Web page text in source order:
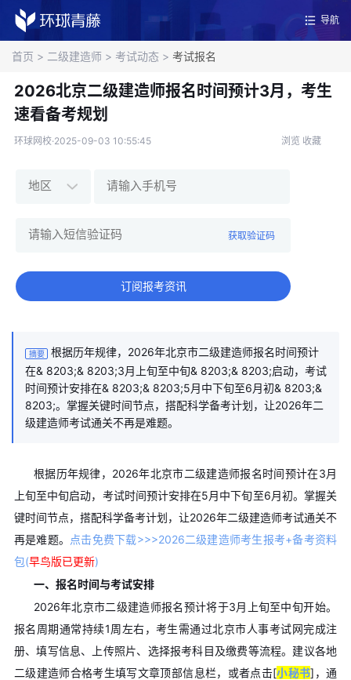
导航
首页 > 二级建造师 > 考试动态 > 考试报名
2026北京二级建造师报名时间预计3月，考生
速看备考规划
环球网校·2025-09-03 10:55:45 浏览 收藏
获取验证码
订阅报考资讯
摘要
根据历年规律，2026年北京市二级建造师报名时间预计
在& 8203;& 8203;3月上旬至中旬& 8203;& 8203;启动，考试
时间预计安排在& 8203;& 8203;5月中下旬至6月初& 8203;&
8203;。掌握关键时间节点，搭配科学备考计划，让2026年二
级建造师考试通关不再是难题。
根据历年规律，2026年北京市二级建造师报名时间预计在​​3月
上旬至中旬​​启动，考试时间预计安排在​​5月中下旬至6月初​​。掌握关
键时间节点，搭配科学备考计划，让2026年二级建造师考试通关不
再是难题。
点击免费下载>>>2026二级建造师考生报考+备考资料
包(早鸟版已更新)
一、报名时间与考试安排
2026年北京市二级建造师报名预计将于​​3月上旬至中旬​​开始。
报名周期通常持续1周左右，考生需通过北京市人事考试网完成注
册、填写信息、上传照片、选择报考科目及缴费等流程。建议各地
二级建造师合格考生填写文章顶部信息栏，或者点击[小秘书]，通